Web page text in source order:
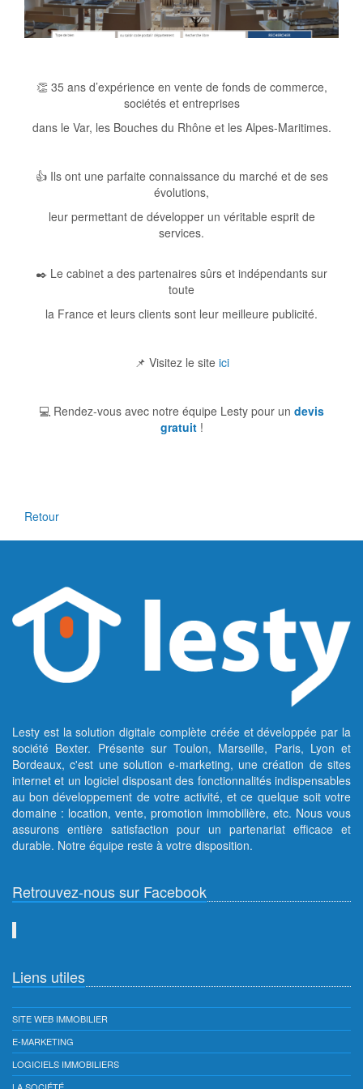
👏 35 ans d’expérience en vente de fonds de commerce,
sociétés et entreprises
dans le Var, les Bouches du Rhône et les Alpes-Maritimes.
👍 Ils ont une parfaite connaissance du marché et de ses
évolutions,
leur permettant de développer un véritable esprit de
services.
✒️ Le cabinet a des partenaires sûrs et indépendants sur
toute
la France et leurs clients sont leur meilleure publicité.
📌 Visitez le site ici
💻 Rendez-vous avec notre équipe Lesty pour un devis
gratuit !
Retour
Lesty est la solution digitale complète créée et développée par la
société Bexter. Présente sur Toulon, Marseille, Paris, Lyon et
Bordeaux, c'est une solution e-marketing, une création de sites
internet et un logiciel disposant des fonctionnalités indispensables
au bon développement de votre activité, et ce quelque soit votre
domaine : location, vente, promotion immobilière, etc. Nous vous
assurons entière satisfaction pour un partenariat efficace et
durable. Notre équipe reste à votre disposition.
Retrouvez-nous sur Facebook
Liens utiles
SITE WEB IMMOBILIER
E-MARKETING
LOGICIELS IMMOBILIERS